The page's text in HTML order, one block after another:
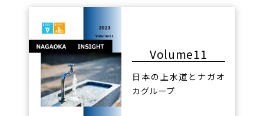
Volume11
日本の上水道とナガオ
カグループ